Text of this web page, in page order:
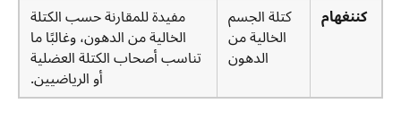
كننغهام
كتلة الجسم
الخالية من
الدهون
مفيدة للمقارنة حسب الكتلة
الخالية من الدهون، وغالبًا ما
تناسب أصحاب الكتلة العضلية
أو الرياضيين.